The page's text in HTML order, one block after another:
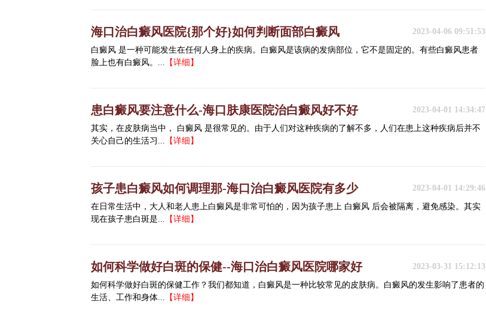
海口治白癜风医院{那个好}如何判断面部白癜风 2023-04-06 09:51:53
白癜风 是一种可能发生在任何人身上的疾病。白癜风是该病的发病部位，它不是固定的。有些白癜风患者
脸上也有白癜风。... 【详细】
患白癜风要注意什么-海口肤康医院治白癜风好不好 2023-04-01 14:34:47
其实，在皮肤病当中， 白癜风 是很常见的。由于人们对这种疾病的了解不多，人们在患上这种疾病后并不
关心自己的生活习... 【详细】
孩子患白癜风如何调理那-海口治白癜风医院有多少 2023-04-01 14:29:46
在日常生活中，大人和老人患上白癜风是非常可怕的，因为孩子患上 白癜风 后会被隔离，避免感染。其实
现在孩子患白斑是... 【详细】
如何科学做好白斑的保健--海口治白癜风医院哪家好 2023-03-31 15:12:13
如何科学做好白斑的保健工作？我们都知道，白癜风是一种比较常见的皮肤病。白癜风的发生影响了患者的
生活、工作和身体... 【详细】